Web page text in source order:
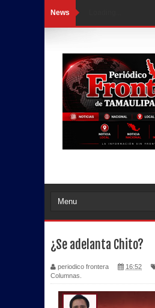
News
¿Se adelanta Chito?
periodico frontera 16:52
Columnas.